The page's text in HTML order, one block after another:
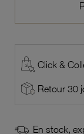
Click &
Retour 30
En stock,